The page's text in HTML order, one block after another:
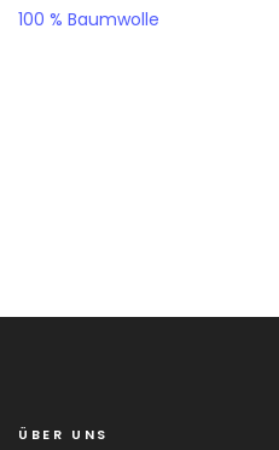
100 % Baumwolle
ÜBER UNS